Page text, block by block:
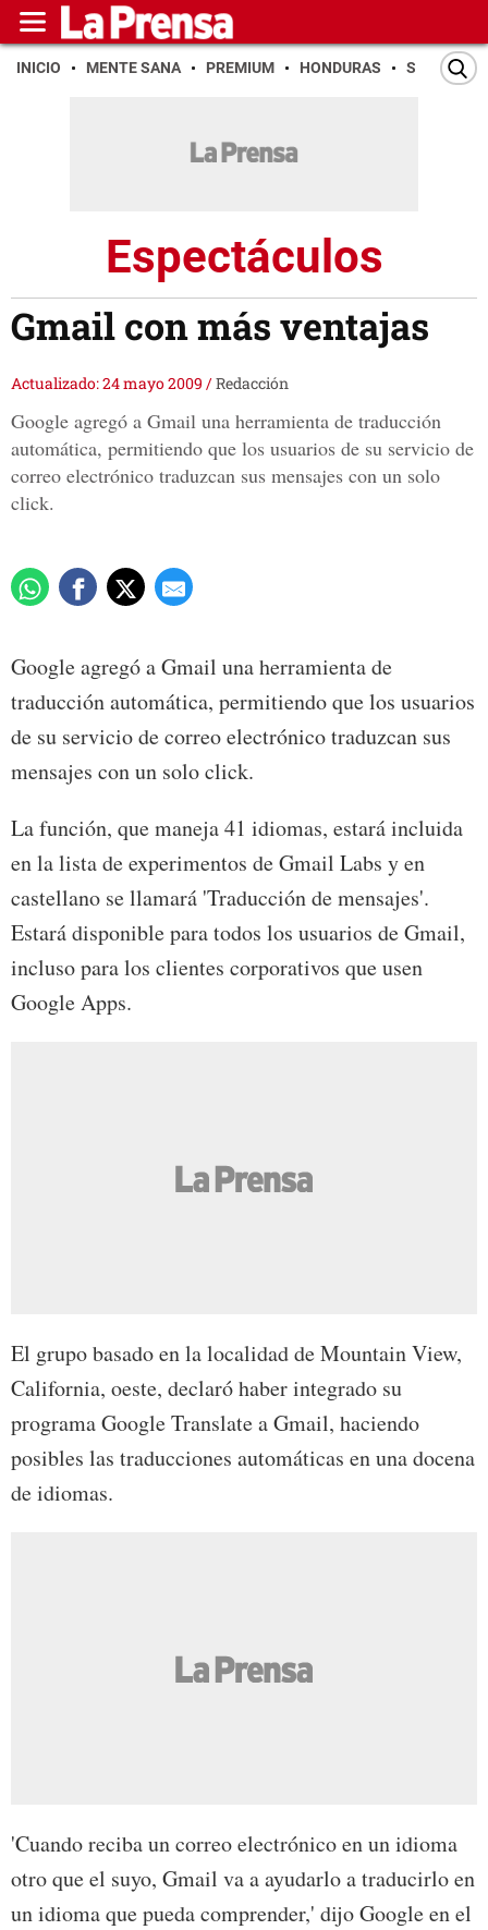
INICIO MENTE SANA PREMIUM HONDURAS SAN PEDRO
Espectáculos
Gmail con más ventajas
Actualizado: 24 mayo 2009 /Redacción
Google agregó a Gmail una herramienta de traducción
automática, permitiendo que los usuarios de su servicio de
correo electrónico traduzcan sus mensajes con un solo
click.
Google agregó a Gmail una herramienta de
traducción automática, permitiendo que los usuarios
de su servicio de correo electrónico traduzcan sus
mensajes con un solo click.
La función, que maneja 41 idiomas, estará incluida
en la lista de experimentos de Gmail Labs y en
castellano se llamará 'Traducción de mensajes'.
Estará disponible para todos los usuarios de Gmail,
incluso para los clientes corporativos que usen
Google Apps.
El grupo basado en la localidad de Mountain View,
California, oeste, declaró haber integrado su
programa Google Translate a Gmail, haciendo
posibles las traducciones automáticas en una docena
de idiomas.
'Cuando reciba un correo electrónico en un idioma
otro que el suyo, Gmail va a ayudarlo a traducirlo en
un idioma que pueda comprender,' dijo Google en el